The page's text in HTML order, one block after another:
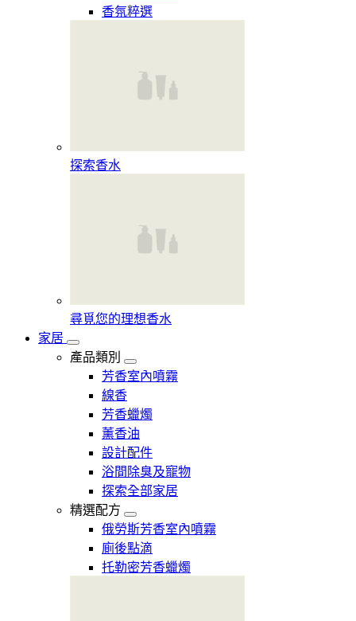
香氛粹選
探索香水​
尋覓您的理想香水​
家居
產品類別
芳香室內噴霧
線香
芳香蠟燭
薰香油
設計配件
浴間除臭及寵物
探索全部家居
精選配方
俄勞斯芳香室內噴霧
廁後點滴
托勒密芳香蠟燭